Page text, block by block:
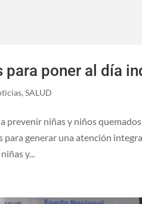
para poner al día
,SALUD
prevenir niñas y niños
para generar una atención
y...